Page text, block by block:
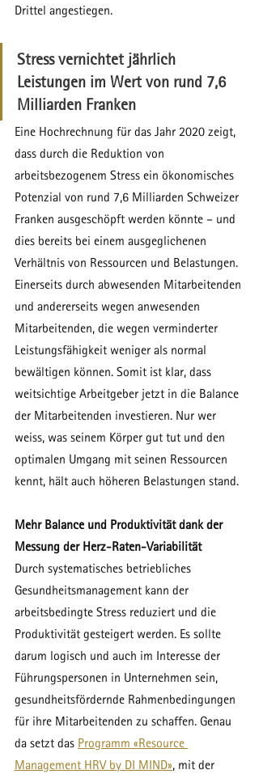
Drittel angestiegen.
Stress vernichtet jährlich
Leistungen im Wert von rund 7,6
Milliarden Franken
Eine Hochrechnung für das Jahr 2020 zeigt,
dass durch die Reduktion von
arbeitsbezogenem Stress ein ökonomisches
Potenzial von rund 7,6 Milliarden Schweizer
Franken ausgeschöpft werden könnte – und
dies bereits bei einem ausgeglichenen
Verhältnis von Ressourcen und Belastungen.
Einerseits durch abwesenden Mitarbeitenden
und andererseits wegen anwesenden
Mitarbeitenden, die wegen verminderter
Leistungsfähigkeit weniger als normal
bewältigen können. Somit ist klar, dass
weitsichtige Arbeitgeber jetzt in die Balance
der Mitarbeitenden investieren. Nur wer
weiss, was seinem Körper gut tut und den
optimalen Umgang mit seinen Ressourcen
kennt, hält auch höheren Belastungen stand.
Mehr Balance und Produktivität dank der
Messung der Herz-Raten-Variabilität
Durch systematisches betriebliches
Gesundheitsmanagement kann der
arbeitsbedingte Stress reduziert und die
Produktivität gesteigert werden. Es sollte
darum logisch und auch im Interesse der
Führungspersonen in Unternehmen sein,
gesundheitsfördernde Rahmenbedingungen
für ihre Mitarbeitenden zu schaffen. Genau
da setzt das Programm «Resource
Management HRV by DI MIND», mit der